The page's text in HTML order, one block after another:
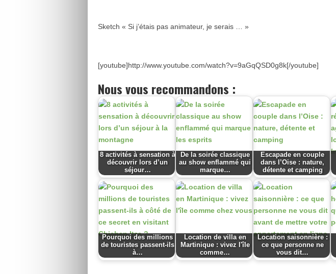
Sketch « Si j’étais pas animateur, je serais … »
[youtube]http://www.youtube.com/watch?v=9aGqQSD0g8k[/youtube]
Nous vous recommandons :
8 activités à sensation à
découvrir lors d’un
séjour…
De la soirée classique
au show enflammé qui
marque…
Escapade en couple
dans l’Oise : nature,
détente et camping
Pourquoi des millions
de touristes passent-ils
à…
Location de villa en
Martinique : vivez l'île
comme…
Location saisonnière :
ce que personne ne
vous dit…